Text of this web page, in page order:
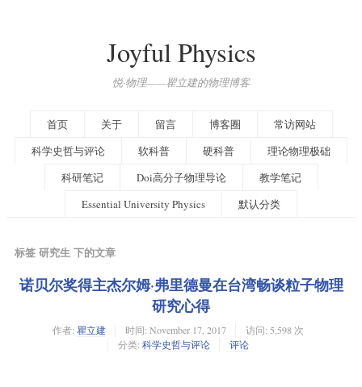
Joyful Physics
悦·物理——瞿立建的物理博客
首页 关于 留言 博客圈
常访网站
科学史哲与评论
软科普 硬科普
理论物理极础
科研笔记
Doi高分子物理导论
教学笔记
Essential University Physics
默认分类
标签 研究生 下的文章
诺贝尔奖得主杰尔姆·弗里德曼在台湾畅谈粒子物理
研究心得
作者: 瞿立建 时间: November 17, 2017
访问: 5,598 次
分类: 科学史哲与评论 评论